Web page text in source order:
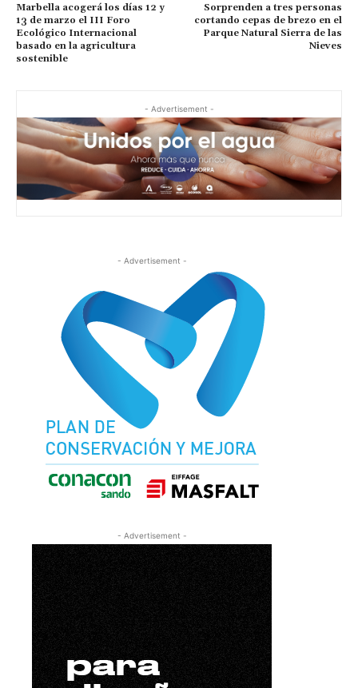
Marbella acogerá los días 12 y
13 de marzo el III Foro
Ecológico Internacional
basado en la agricultura
sostenible
Sorprenden a tres personas
cortando cepas de brezo en el
Parque Natural Sierra de las
Nieves
- Advertisement -
- Advertisement -
- Advertisement -